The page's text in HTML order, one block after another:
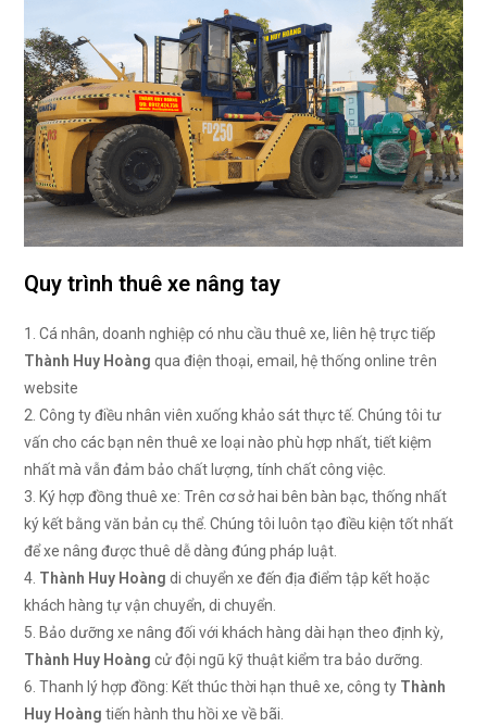
Quy trình thuê xe nâng tay
1. Cá nhân, doanh nghiệp có nhu cầu thuê xe, liên hệ trực tiếp
Thành Huy Hoàng qua điện thoại, email, hệ thống online trên
website
2. Công ty điều nhân viên xuống khảo sát thực tế. Chúng tôi tư
vấn cho các bạn nên thuê xe loại nào phù hợp nhất, tiết kiệm
nhất mà vẫn đảm bảo chất lượng, tính chất công việc.
3. Ký hợp đồng thuê xe: Trên cơ sở hai bên bàn bạc, thống nhất
ký kết bằng văn bản cụ thể. Chúng tôi luôn tạo điều kiện tốt nhất
để xe nâng được thuê dễ dàng đúng pháp luật.
4. Thành Huy Hoàng di chuyển xe đến địa điểm tập kết hoặc
khách hàng tự vận chuyển, di chuyển.
5. Bảo dưỡng xe nâng đối với khách hàng dài hạn theo định kỳ,
Thành Huy Hoàng cử đội ngũ kỹ thuật kiểm tra bảo dưỡng.
6. Thanh lý hợp đồng: Kết thúc thời hạn thuê xe, công ty Thành
Huy Hoàng tiến hành thu hồi xe về bãi.